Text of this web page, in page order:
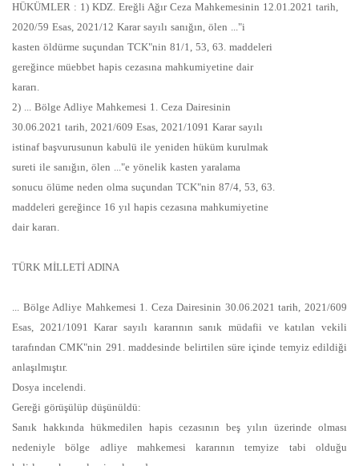
HÜKÜMLER : 1) KDZ. Ereğli Ağır Ceza Mahkemesinin 12.01.2021 tarih,
2020/59 Esas, 2021/12 Karar sayılı sanığın, ölen ..."i
kasten öldürme suçundan TCK"nin 81/1, 53, 63. maddeleri
gereğince müebbet hapis cezasına mahkumiyetine dair
kararı.
2) ... Bölge Adliye Mahkemesi 1. Ceza Dairesinin
30.06.2021 tarih, 2021/609 Esas, 2021/1091 Karar sayılı
istinaf başvurusunun kabulü ile yeniden hüküm kurulmak
sureti ile sanığın, ölen ..."e yönelik kasten yaralama
sonucu ölüme neden olma suçundan TCK"nin 87/4, 53, 63.
maddeleri gereğince 16 yıl hapis cezasına mahkumiyetine
dair kararı.
TÜRK MİLLETİ ADINA
... Bölge Adliye Mahkemesi 1. Ceza Dairesinin 30.06.2021 tarih, 2021/609
Esas, 2021/1091 Karar sayılı kararının sanık müdafii ve katılan vekili
tarafından CMK"nin 291. maddesinde belirtilen süre içinde temyiz edildiği
anlaşılmıştır.
Dosya incelendi.
Gereği görüşülüp düşünüldü:
Sanık hakkında hükmedilen hapis cezasının beş yılın üzerinde olması
nedeniyle bölge adliye mahkemesi kararının temyize tabi olduğu